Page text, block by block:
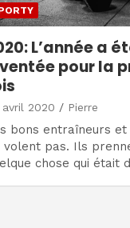
L’année a
pour la
avril 2020 Pierre
bons entraîneurs
volent pas. Ils
chose qui était